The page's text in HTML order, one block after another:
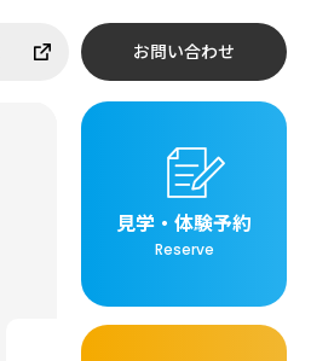
お問い合わせ
見学・体験予約
Reserve